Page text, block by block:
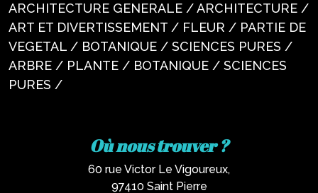
ARCHITECTURE GENERALE / ARCHITECTURE /
ART ET DIVERTISSEMENT / FLEUR / PARTIE DE
VEGETAL / BOTANIQUE / SCIENCES PURES /
ARBRE / PLANTE / BOTANIQUE / SCIENCES
PURES /
Où nous trouver ?
60 rue Victor Le Vigoureux,
97410 Saint Pierre